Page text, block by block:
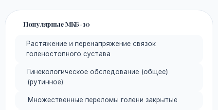
Популярные МКБ-10
Растяжение и перенапряжение связок
голеностопного сустава
Гинекологическое обследование (общее)
(рутинное)
Множественные переломы голени закрытые